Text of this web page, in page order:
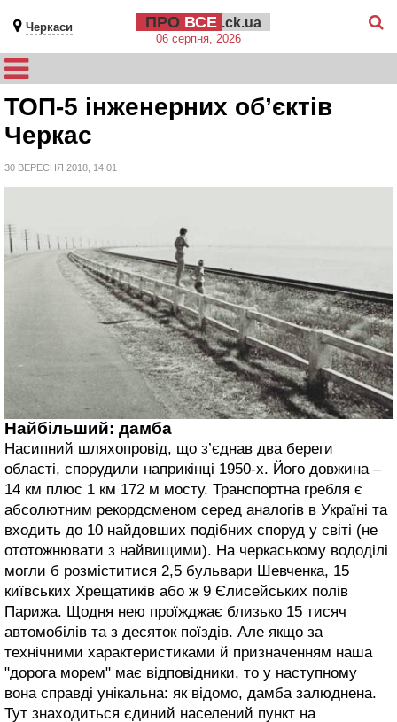
Черкаси ПРО ВСЕ .ck.ua
06 серпня, 2026
ТОП-5 інженерних об’єктів
Черкас
30 ВЕРЕСНЯ 2018, 14:01
Найбільший: дамба
Насипний шляхопровід, що з’єднав два береги
області, спорудили наприкінці 1950-х. Його довжина –
14 км плюс 1 км 172 м мосту. Транспортна гребля є
абсолютним рекордсменом серед аналогів в Україні та
входить до 10 найдовших подібних споруд у світі (не
ототожнювати з найвищими). На черкаському вододілі
могли б розміститися 2,5 бульвари Шевченка, 15
київських Хрещатиків або ж 9 Єлисейських полів
Парижа. Щодня нею проїжджає близько 15 тисяч
автомобілів та з десяток поїздів. Але якщо за
технічними характеристиками й призначенням наша
"дорога морем" має відповідники, то у наступному
вона справді унікальна: як відомо, дамба залюднена.
Тут знаходиться єдиний населений пункт на